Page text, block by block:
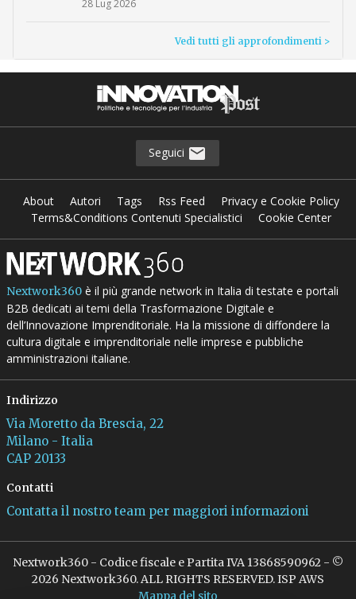
28 Lug 2026
Vedi tutti gli approfondimenti >
Seguici
About Autori Tags Rss Feed
Privacy e Cookie Policy
Terms&Conditions Contenuti Specialistici
Cookie Center
Nextwork360è il più grande network in Italia di testate e portali
B2B dedicati ai temi della Trasformazione Digitale e
dell’Innovazione Imprenditoriale. Ha la missione di diffondere la
cultura digitale e imprenditoriale nelle imprese e pubbliche
amministrazioni italiane.
Indirizzo
Via Moretto da Brescia, 22
Milano - Italia
CAP 20133
Contatti
Contatta il nostro team per maggiori informazioni
Nextwork360 - Codice fiscale e Partita IVA 13868590962 - ©
2026 Nextwork360. ALL RIGHTS RESERVED. ISP AWS
Mappa del sito